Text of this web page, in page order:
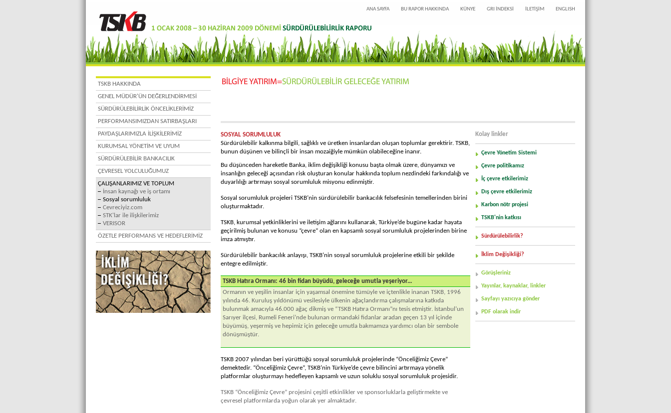
ANA SAYFA BU RAPOR HAKKINDA KÜNYE GRI İNDEKSİ İLETİŞİM ENGLISH
TSKB HAKKINDA
GENEL MÜDÜR'ÜN DEĞERLENDİRMESİ
SÜRDÜRÜLEBİLİRLİK ÖNCELİKLERİMİZ
PERFORMANSIMIZDAN SATIRBAŞLARI
PAYDAŞLARIMIZLA İLİŞKİLERİMİZ
KURUMSAL YÖNETİM VE UYUM
SÜRDÜRÜLEBİLİR BANKACILIK
ÇEVRESEL YOLCULUĞUMUZ
ÇALIŞANLARIMIZ VE TOPLUM
İnsan kaynağı ve iş ortamı
Sosyal sorumluluk
Cevreciyiz.com
STK'lar ile ilişkilerimiz
VERISOR
ÖZETLE PERFORMANS VE HEDEFLERİMİZ
Kolay linkler
Çevre Yönetim Sistemi
Çevre politikamız
İç çevre etkilerimiz
Dış çevre etkilerimiz
Karbon nötr projesi
TSKB'nin katkısı
Sürdürülebilirlik?
İklim Değişikliği?
Görüşleriniz
Yayınlar, kaynaklar, linkler
Sayfayı yazıcıya gönder
PDF olarak indir
SOSYAL SORUMLULUK
Sürdürülebilir kalkınma bilgili, sağlıklı ve üretken insanlardan oluşan toplumlar gerektirir. TSKB,
bunun düşünen ve bilinçli bir insan mozaiğiyle mümkün olabileceğine inanır.
Bu düşünceden hareketle Banka, iklim değişikliği konusu başta olmak üzere, dünyamızı ve
insanlığın geleceği açısından risk oluşturan konular hakkında toplum nezdindeki farkındalığı ve
duyarlılığı artırmayı sosyal sorumluluk misyonu edinmiştir.
Sosyal sorumluluk projeleri TSKB’nin sürdürülebilir bankacılık felsefesinin temellerinden birini
oluşturmaktadır.
TSKB, kurumsal yetkinliklerini ve iletişim ağlarını kullanarak, Türkiye’de bugüne kadar hayata
geçirilmiş bulunan ve konusu “çevre” olan en kapsamlı sosyal sorumluluk projelerinden birine
imza atmıştır.
Sürdürülebilir bankacılık anlayışı, TSKB’nin sosyal sorumluluk projelerine etkili bir şekilde
entegre edilmiştir.
TSKB Hatıra Ormanı: 46 bin fidan büyüdü, geleceğe umutla yeşeriyor...
Ormanın ve yeşilin insanlar için yaşamsal önemine tümüyle ve içtenlikle inanan TSKB, 1996
yılında 46. Kuruluş yıldönümü vesilesiyle ülkenin ağaçlandırma çalışmalarına katkıda
bulunmak amacıyla 46.000 ağaç dikmiş ve “TSKB Hatıra Ormanı”nı tesis etmiştir. İstanbul’un
Sarıyer ilçesi, Rumeli Feneri’nde bulunan ormandaki fidanlar aradan geçen 13 yıl içinde
büyümüş, yeşermiş ve hepimiz için geleceğe umutla bakmamıza yardımcı olan bir sembole
dönüşmüştür.
TSKB 2007 yılından beri yürüttüğü sosyal sorumluluk projelerinde “Önceliğimiz Çevre”
demektedir. “Önceliğimiz Çevre”, TSKB’nin Türkiye’de çevre bilincini artırmaya yönelik
platformlar oluşturmayı hedefleyen kapsamlı ve uzun soluklu sosyal sorumluluk projesidir.
TSKB “Önceliğimiz Çevre” projesini çeşitli etkinlikler ve sponsorluklarla geliştirmekte ve
çevresel platformlarda yoğun olarak yer almaktadır.